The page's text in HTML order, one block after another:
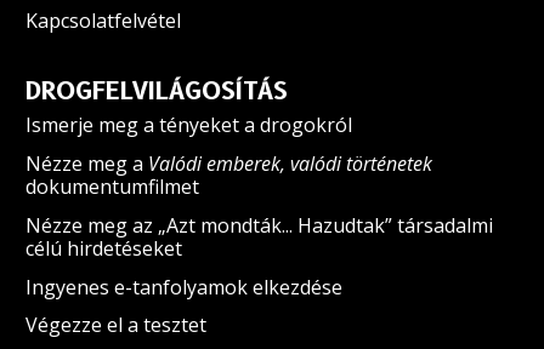
Kapcsolatfelvétel
DROGFELVILÁGOSÍTÁS
Ismerje meg a tényeket a drogokról
Nézze meg a Valódi emberek, valódi történetek
dokumentumfilmet
Nézze meg az „Azt mondták... Hazudtak” társadalmi
célú hirdetéseket
Ingyenes e-tanfolyamok elkezdése
Végezze el a tesztet